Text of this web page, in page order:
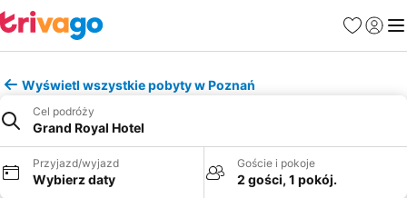
Ulubione
Wyświetl wszystkie pobyty w Poznań
Cel podróży
Grand Royal Hotel
Przyjazd/wyjazd
Wybierz daty
Goście i pokoje
2 gości, 1 pokój.